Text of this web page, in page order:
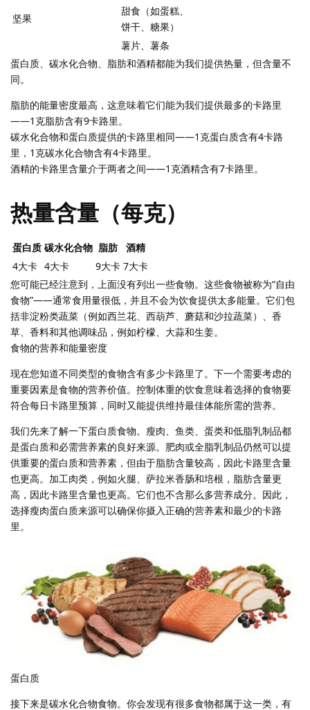
坚果
甜食（如蛋糕、
饼干、糖果）
薯片、薯条
蛋白质、碳水化合物、脂肪和酒精都能为我们提供热量，但含量不
同。
脂肪的能量密度最高，这意味着它们能为我们提供最多的卡路里
——1克脂肪含有9卡路里。
碳水化合物和蛋白质提供的卡路里相同——1克蛋白质含有4卡路
里，1克碳水化合物含有4卡路里。
酒精的卡路里含量介于两者之间——1克酒精含有7卡路里。
热量含量（每克）
蛋白质 碳水化合物 脂肪
酒精
4大卡 4大卡 9大卡 7大卡
您可能已经注意到，上面没有列出一些食物。这些食物被称为“自由
食物”——通常食用量很低，并且不会为饮食提供太多能量。它们包
括非淀粉类蔬菜（例如西兰花、西葫芦、蘑菇和沙拉蔬菜）、香
草、香料和其他调味品，例如柠檬、大蒜和生姜。
食物的营养和能量密度
现在您知道不同类型的食物含有多少卡路里了。下一个需要考虑的
重要因素是食物的营养价值。控制体重的饮食意味着选择的食物要
符合每日卡路里预算，同时又能提供维持最佳体能所需的营养。
我们先来了解一下蛋白质食物。瘦肉、鱼类、蛋类和低脂乳制品都
是蛋白质和必需营养素的良好来源。肥肉或全脂乳制品仍然可以提
供重要的蛋白质和营养素，但由于脂肪含量较高，因此卡路里含量
也更高。加工肉类，例如火腿、萨拉米香肠和培根，脂肪含量更
高，因此卡路里含量也更高。它们也不含那么多营养成分。因此，
选择瘦肉蛋白质来源可以确保你摄入正确的营养素和最少的卡路
里。
蛋白质
接下来是碳水化合物食物。你会发现有很多食物都属于这一类，有